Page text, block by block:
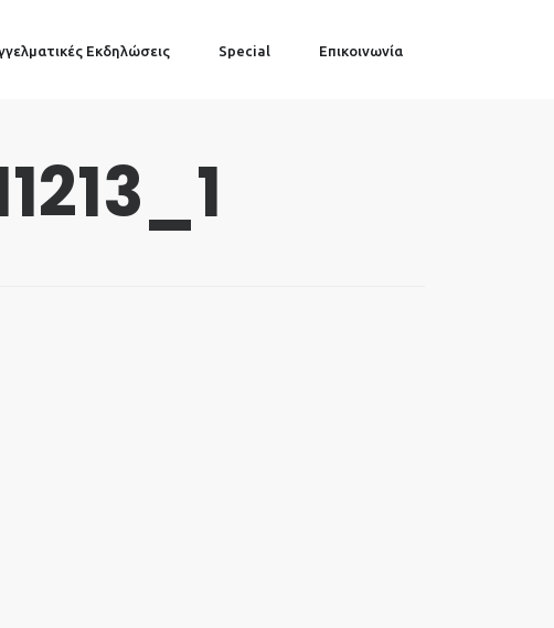
Εκδηλώσεις Special Επικοινωνία